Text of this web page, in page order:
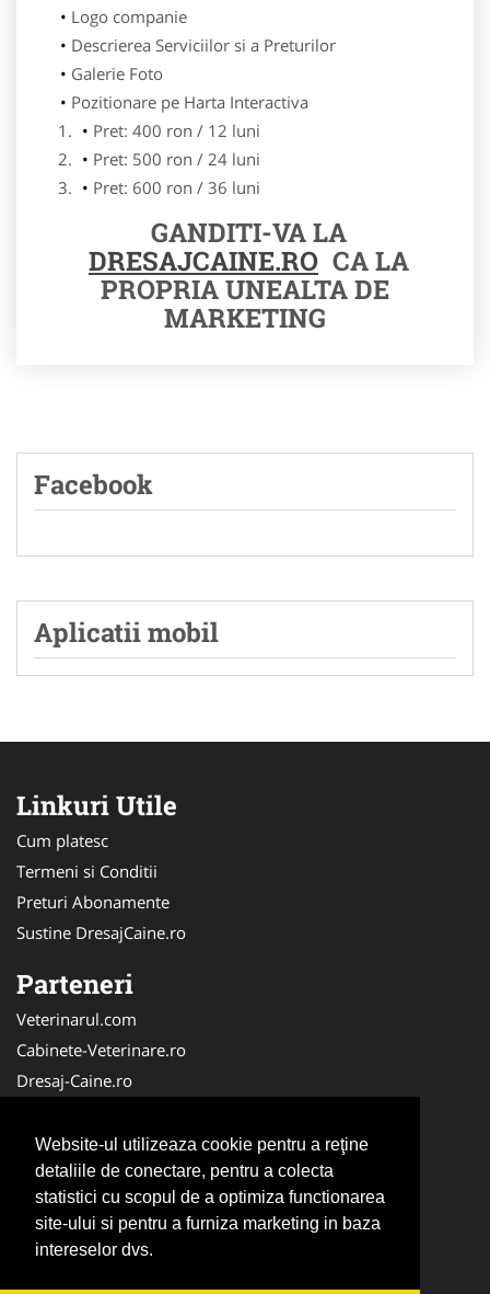
Website-ul utilizeaza cookie pentru a reţine
detaliile de conectare, pentru a colecta
statistici cu scopul de a optimiza functionarea
site-ului si pentru a furniza marketing in baza
intereselor dvs.
Logo companie
Descrierea Serviciilor si a Preturilor
Galerie Foto
Pozitionare pe Harta Interactiva
Pret: 400 ron / 12 luni
Pret: 500 ron / 24 luni
Pret: 600 ron / 36 luni
GANDITI-VA LA
DRESAJCAINE.RO CA LA
PROPRIA UNEALTA DE
MARKETING
Facebook
Aplicatii mobil
Linkuri Utile
Cum platesc
Termeni si Conditii
Preturi Abonamente
Sustine DresajCaine.ro
Parteneri
Veterinarul.com
Cabinete-Veterinare.ro
Dresaj-Caine.ro
Medic-Bun.com
SalonFrizerieCanina.com
DresajCaine.ro
NonStopDeschis.ro